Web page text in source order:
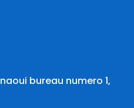
bureau numero 1,